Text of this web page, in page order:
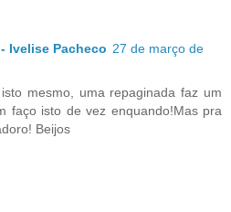
Ivelise Pacheco 27 de março de
mesmo, uma repaginada faz um
faço isto de vez enquando!Mas pra
Beijos